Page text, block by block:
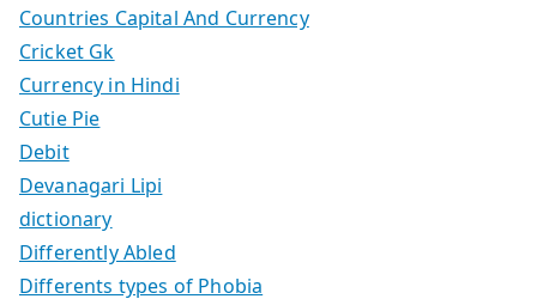
Countries Capital And Currency
Cricket Gk
Currency in Hindi
Cutie Pie
Debit
Devanagari Lipi
dictionary
Differently Abled
Differents types of Phobia